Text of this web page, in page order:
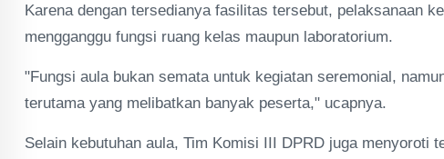
Karena dengan tersedianya fasilitas tersebut, pelaksanaan
mengganggu fungsi ruang kelas maupun laboratorium.
"Fungsi aula bukan semata untuk kegiatan seremonial,
terutama yang melibatkan banyak peserta," ucapnya.
Selain kebutuhan aula, Tim Komisi III DPRD juga menyoroti